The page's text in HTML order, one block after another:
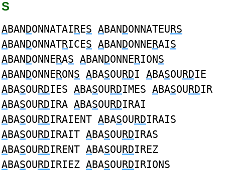
S
ABANDONNATAIRES ABANDONNATEURS
ABANDONNATRICES ABANDONNERAIS
ABANDONNERAS ABANDONNERIONS
ABANDONNERONS ABASOURDI ABASOURDIE
ABASOURDIES ABASOURDIMES ABASOURDIR
ABASOURDIRA ABASOURDIRAI
ABASOURDIRAIENT ABASOURDIRAIS
ABASOURDIRAIT ABASOURDIRAS
ABASOURDIRENT ABASOURDIREZ
ABASOURDIRIEZ ABASOURDIRIONS